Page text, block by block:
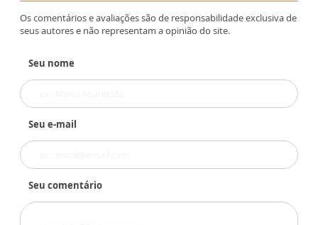
Os comentários e avaliações são de responsabilidade exclusiva de
seus autores e não representam a opinião do site.
Seu nome
Seu e-mail
Seu comentário